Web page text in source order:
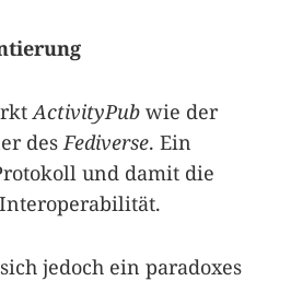
ActivityPub wie der
des Fediverse. Ein
und damit die
jedoch ein paradoxes